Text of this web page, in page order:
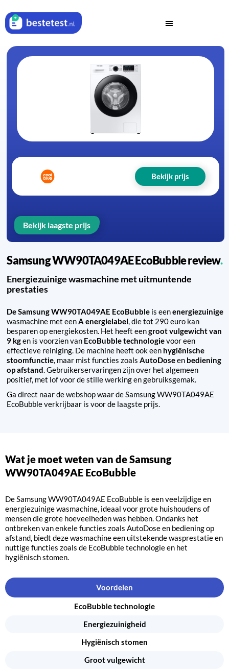
Samsung WW90TA049AE EcoBubble review
Energiezuinige wasmachine met uitmuntende
prestaties
De Samsung WW90TA049AE EcoBubble is eenenergiezuinige
wasmachine met eenA energielabel, die tot 290 euro kan
besparen op energiekosten. Het heeft eengroot vulgewicht van
9 kgen is voorzien van EcoBubble technologievoor een
effectieve reiniging. De machine heeft ook een hygiënische
stoomfunctie, maar mist functies zoalsAutoDoseen bediening
op afstand. Gebruikerservaringen zijn over het algemeen
positief, met lof voor de stille werking en gebruiksgemak.
Ga direct naar de webshop waar de Samsung WW90TA049AE
EcoBubble verkrijbaar is voor de laagste prijs.
Bekijk prijs
Bekijk laagste prijs
Wat je moet weten van de Samsung
WW90TA049AE EcoBubble
De Samsung WW90TA049AE EcoBubble is een veelzijdige en
energiezuinige wasmachine, ideaal voor grote huishoudens of
mensen die grote hoeveelheden was hebben. Ondanks het
ontbreken van enkele functies zoals AutoDose en bediening op
afstand, biedt deze wasmachine een uitstekende wasprestatie en
nuttige functies zoals de EcoBubble technologie en het
hygiënisch stomen.
Voordelen
EcoBubble technologie
Energiezuinigheid
Hygiënisch stomen
Groot vulgewicht